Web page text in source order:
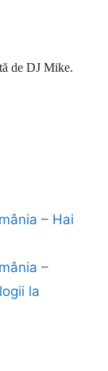
de DJ Mike.
– Hai
–
la